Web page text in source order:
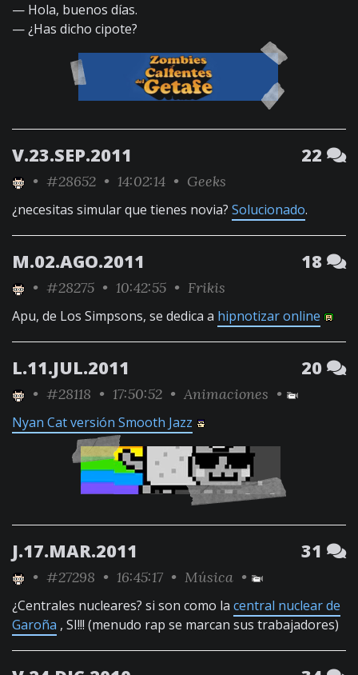
— Hola, buenos días.
— ¿Has dicho cipote?
V.23.SEP.2011 22
• #28652 • 14:02:14 • Geeks
¿necesitas simular que tienes novia? Solucionado.
M.02.AGO.2011 18
• #28275 • 10:42:55 • Frikis
Apu, de Los Simpsons, se dedica a hipnotizar online
L.11.JUL.2011 20
• #28118 • 17:50:52 • Animaciones •
Nyan Cat versión Smooth Jazz
J.17.MAR.2011 31
• #27298 • 16:45:17 • Música •
¿Centrales nucleares? si son como la central nuclear de
Garoña , SI!!! (menudo rap se marcan sus trabajadores)